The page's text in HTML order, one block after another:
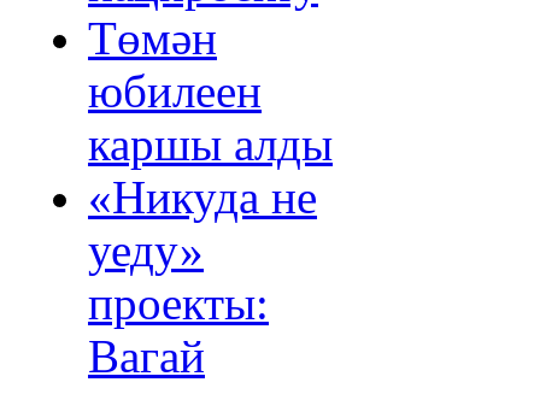
Төмән
юбилеен
каршы алды
«Никуда не
уеду»
проекты:
Вагай